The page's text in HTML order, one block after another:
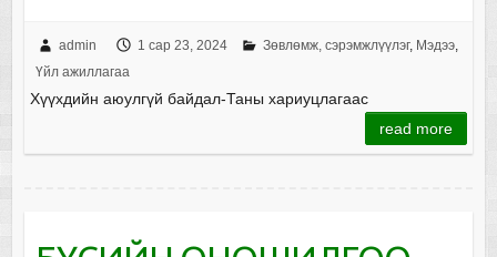
admin 1 сар 23, 2024 Зөвлөмж, сэрэмжлүүлэг, Мэдээ,
Үйл ажиллагаа
Хүүхдийн аюулгүй байдал-Таны хариуцлагаас
read more